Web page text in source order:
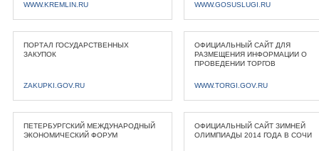
WWW.KREMLIN.RU WWW.GOSUSLUGI.RU
ПОРТАЛ ГОСУДАРСТВЕННЫХ
ЗАКУПОК
ZAKUPKI.GOV.RU
ОФИЦИАЛЬНЫЙ САЙТ ДЛЯ
РАЗМЕЩЕНИЯ ИНФОРМАЦИИ О
ПРОВЕДЕНИИ ТОРГОВ
WWW.TORGI.GOV.RU
ПЕТЕРБУРГСКИЙ МЕЖДУНАРОДНЫЙ
ЭКОНОМИЧЕСКИЙ ФОРУМ
ОФИЦИАЛЬНЫЙ САЙТ ЗИМНЕЙ
ОЛИМПИАДЫ 2014 ГОДА В СОЧИ